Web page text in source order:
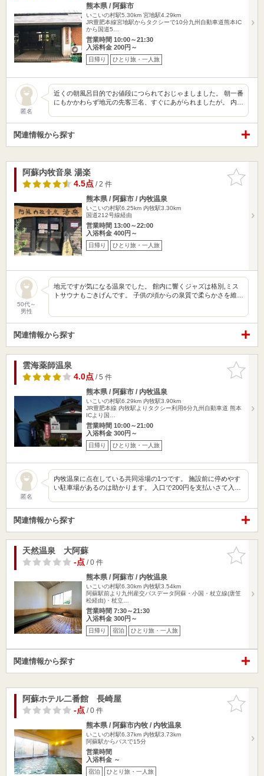
熊本県 / 阿蘇市
いこいの村駅5.30km 宮地駅4.29km
JR豊肥本線宮地駅からタクシーで10分九州自動車道熊本IC
から国道5…
営業時間 10:00～21:30
入浴料金 200円～
日帰り ひとり旅・一人旅
匿名
近くの朝風呂目的でお値段につられておじゃましました。 朝一番
にもかかわらず地元の先客三名、すぐにあがられましたが。 内…
関連情報から探す
お気に入
りに追加
阿蘇内牧音泉 湯楽
4.5点/ 2 件
熊本県 / 阿蘇市 / 内牧温泉
いこいの村駅6.25km 内牧駅3.30km
国道212号線経由
営業時間 13:00～22:00
入浴料金 400円～
日帰り ひとり旅・一人旅
50代～
男性
地元ですが気になる温泉でした。 館内に響くジャズは格別,ミス
トサウナもごきげんです。 子供の頃からの泉質で柔らかさを維…
関連情報から探す
お気に入
りに追加
雲海薬師温泉
4.0点/ 5 件
熊本県 / 阿蘇市 / 内牧温泉
いこいの村駅6.29km 内牧駅3.90km
JR豊肥本線 内牧駅よりタクシー利用6分九州自動車道 熊本
ICより国…
営業時間 10:00～21:00
入浴料金 300円～
日帰り ひとり旅・一人旅
匿名
内牧温泉に点在している共同浴場の1つです。 施設前に停めやす
い駐車場があるのは助かります。 入口で200円を支払いさて入…
関連情報から探す
お気に入
りに追加
天然温泉 大阿蘇
-点/ 0 件
熊本県 / 阿蘇市 / 内牧温泉
いこいの村駅6.30km 内牧駅3.54km
阿蘇駅前より九州産交バスデータ阿蘇・小国・杖立線(唐笠
松経由)・杖立…
営業時間 7:30～21:30
入浴料金 300円～
日帰り 宿泊 ひとり旅・一人旅
関連情報から探す
お気に入
りに追加
阿蘇ホテル二番館 長崎屋
-点/ 0 件
熊本県 / 阿蘇市内牧 / 内牧温泉
いこいの村駅6.37km 内牧駅3.73km
阿蘇駅からバスで15分
営業時間
入浴料金 ～
宿泊 ひとり旅・一人旅